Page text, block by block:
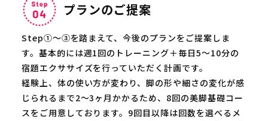
プランのご提案
Step①～③を踏まえて、今後のプランをご提案しま
す。基本的には週1回のトレーニング＋毎日5〜10分の
宿題エクササイズを行っていただく計画です。
経験上、体の使い方が変わり、脚の形や細さの変化が感
じられるまで2〜3ヶ月かかるため、8回の美脚基礎コー
スをご用意しております。9回目以降は回数を選べるメ